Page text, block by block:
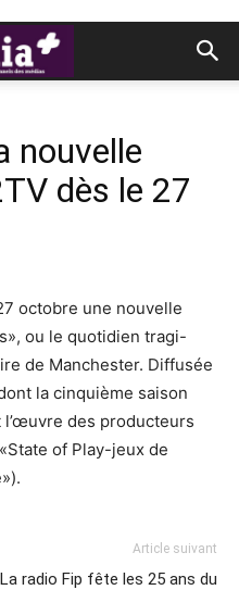
nouvelle
dès le 27
octobre une nouvelle
ou le quotidien tragi-
de Manchester. Diffusée
la cinquième saison
l’œuvre des producteurs
of Play-jeux de
Article suivant
La radio Fip fête les 25 ans du